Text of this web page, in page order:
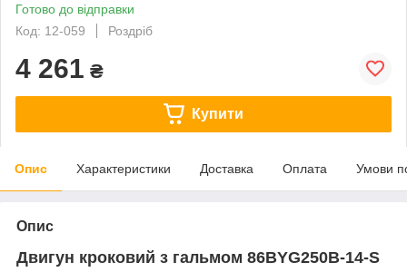
Готово до відправки
Код: 12-059
Роздріб
4 261 ₴
Купити
Опис Характеристики Доставка Оплата Умови
Опис
Двигун кроковий з гальмом 86BYG250B-14-S